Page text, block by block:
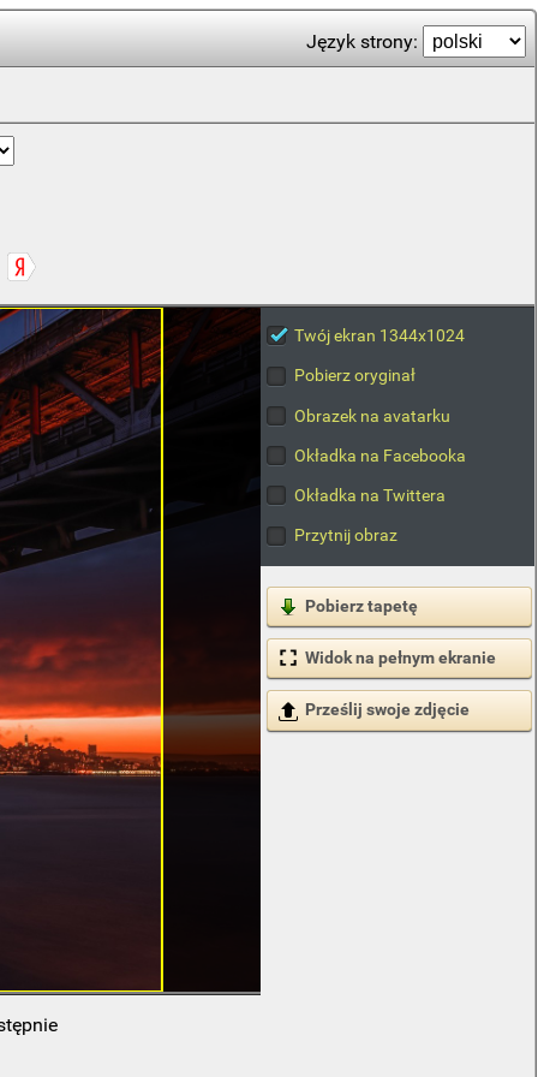
Język strony:
Twój ekran 1344x1024
Pobierz oryginał
Obrazek na avatarku
Okładka na Facebooka
Okładka na Twittera
Przytnij obraz
Pobierz tapetę
Widok na pełnym ekranie
Prześlij swoje zdjęcie